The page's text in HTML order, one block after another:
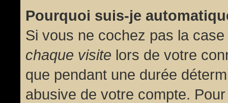
Pourquoi suis-je
Si vous ne cochez pas la case
chaque visite lors de votre
que pendant une durée
abusive de votre compte.